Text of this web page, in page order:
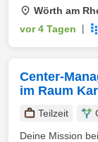
Wörth am
vor 4 Tagen
Center-
im Raum
Teilzeit
Deine Mission